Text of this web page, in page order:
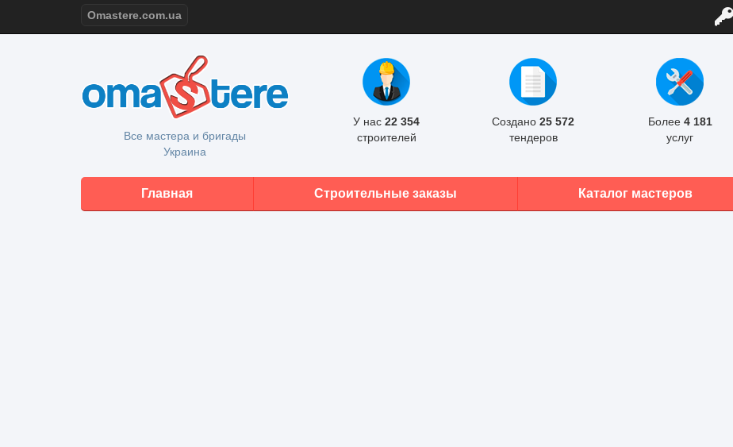
Omastere.com.ua
Все мастера и бригады
Украина
У нас 22 354
строителей
Создано 25 572
тендеров
Более 4 181
услуг
Главная Строительные заказы Каталог мастеров